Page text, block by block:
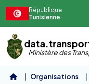
République
Tunisienne
Ministère des
Organisations